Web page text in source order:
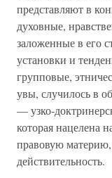
представляют в
духовные,
заложенные в его
установки и
групповые,
увы, случилось в
— узко-
которая нацелена
правовую
действительность.